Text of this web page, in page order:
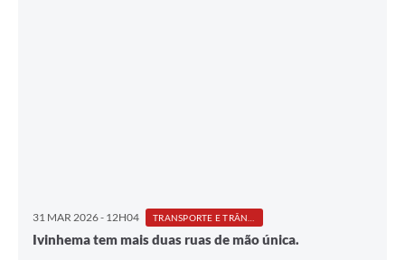
31 MAR 2026 - 12H04
Ivinhema tem mais duas ruas de mão única.